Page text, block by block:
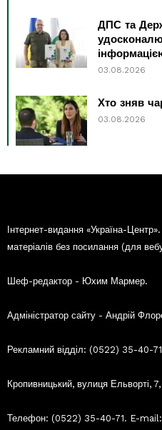
ДПС та
03.08.2026
Хто зняв
03.08.2026
Інтернет-видання «Україна-
матеріалів без посилання (для
Шеф-редактор - Юхим Мармер.
Адміністратор сайту - Андрій
Рекламний відділ: (0522) 35-40-
Кропивницький, вулиця Ельворті,
Телефон: (0522) 35-40-71. E-